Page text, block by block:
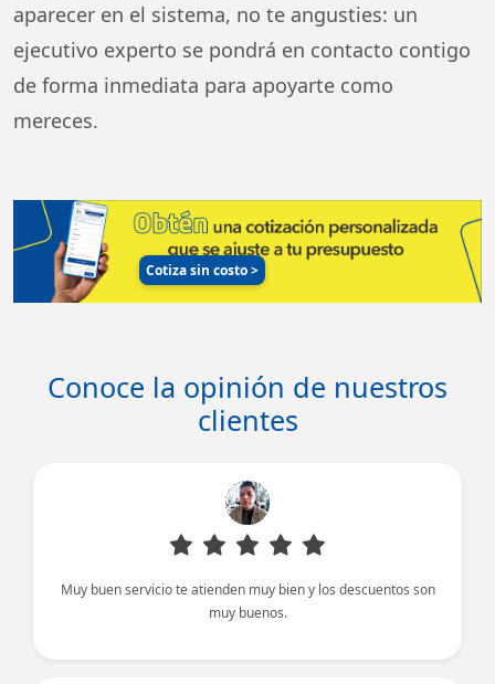
aparecer en el sistema, no te angusties: un
ejecutivo experto se pondrá en contacto contigo
de forma inmediata para apoyarte como
mereces.
Cotiza sin costo>
Conoce la opinión de nuestros
clientes
Muy buen servicio te atienden muy bien y los descuentos son
muy buenos.